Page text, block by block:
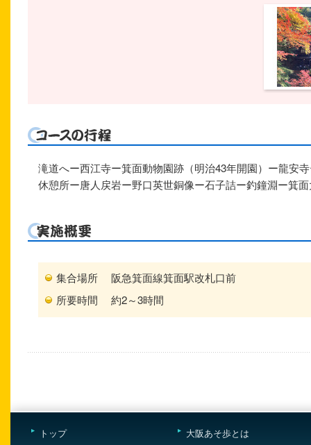
滝道へー西江寺ー箕面動物園跡（明治43年開園）ー龍安
休憩所ー唐人戻岩ー野口英世銅像ー石子詰ー釣鐘淵ー箕
集合場所
阪急箕面線箕面駅改札口前
所要時間
約2～3時間
トップ
大阪あそ歩とは